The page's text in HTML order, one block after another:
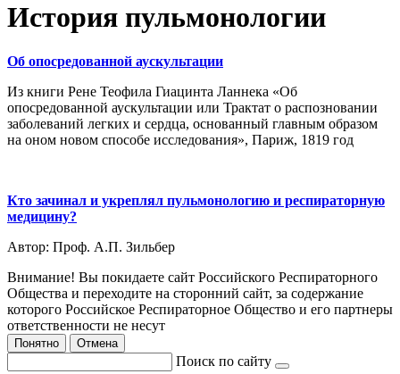
История пульмонологии
Об опосредованной аускультации
Из книги Рене Теофила Гиацинта Ланнека «Об
опосредованной аускультации или Трактат о распозновании
заболеваний легких и сердца, основанный главным образом
на оном новом способе исследования», Париж, 1819 год
Кто зачинал и укреплял пульмонологию и респираторную
медицину?
Автор: Проф. А.П. Зильбер
Внимание! Вы покидаете сайт Российского Респираторного
Общества и переходите на сторонний сайт, за содержание
которого Российское Респираторное Общество и его партнеры
ответственности не несут
Понятно Отмена
Поиск по сайту